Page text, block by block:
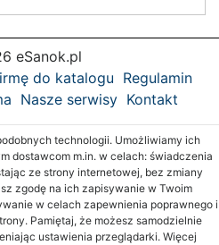
eSanok.pl
do katalogu Regulamin
Nasze serwisy Kontakt
technologii. Umożliwiamy ich
dostawcom m.in. w celach: świadczenia
ze strony internetowej, bez zmiany
zgodę na ich zapisywanie w Twoim
w celach zapewnienia poprawnego i
Pamiętaj, że możesz samodzielnie
ustawienia przeglądarki. Więcej